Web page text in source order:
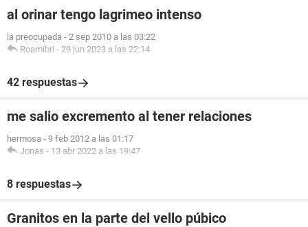
al orinar tengo lagrimeo intenso
la preocupada - 2 sep 2010 a las 03:22
Roamibri - 29 jun 2023 a las 22:14
42 respuestas
me salio excremento al tener relaciones
hermosa - 9 feb 2012 a las 01:17
Jonas - 13 abr 2022 a las 19:47
8 respuestas
Granitos en la parte del vello púbico